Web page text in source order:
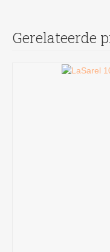
Gerelateerde